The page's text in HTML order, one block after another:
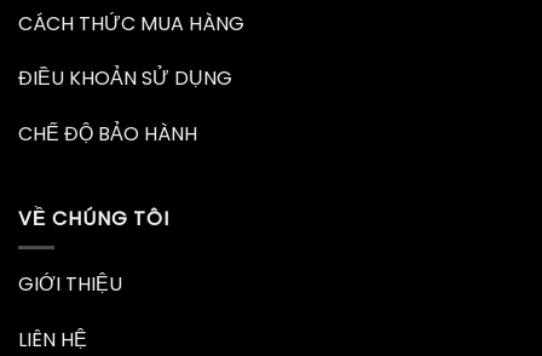
CÁCH THỨC MUA HÀNG
ĐIỀU KHOẢN SỬ DỤNG
CHẾ ĐỘ BẢO HÀNH
VỀ CHÚNG TÔI
GIỚI THIỆU
LIÊN HỆ